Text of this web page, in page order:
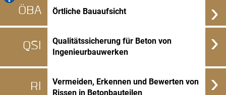
ÖBA Örtliche Bauaufsicht ›
QSI
Qualitätssicherung für Beton von
Ingenieurbauwerken
›
RI
Vermeiden, Erkennen und Bewerten von
Rissen in Betonbauteilen
›